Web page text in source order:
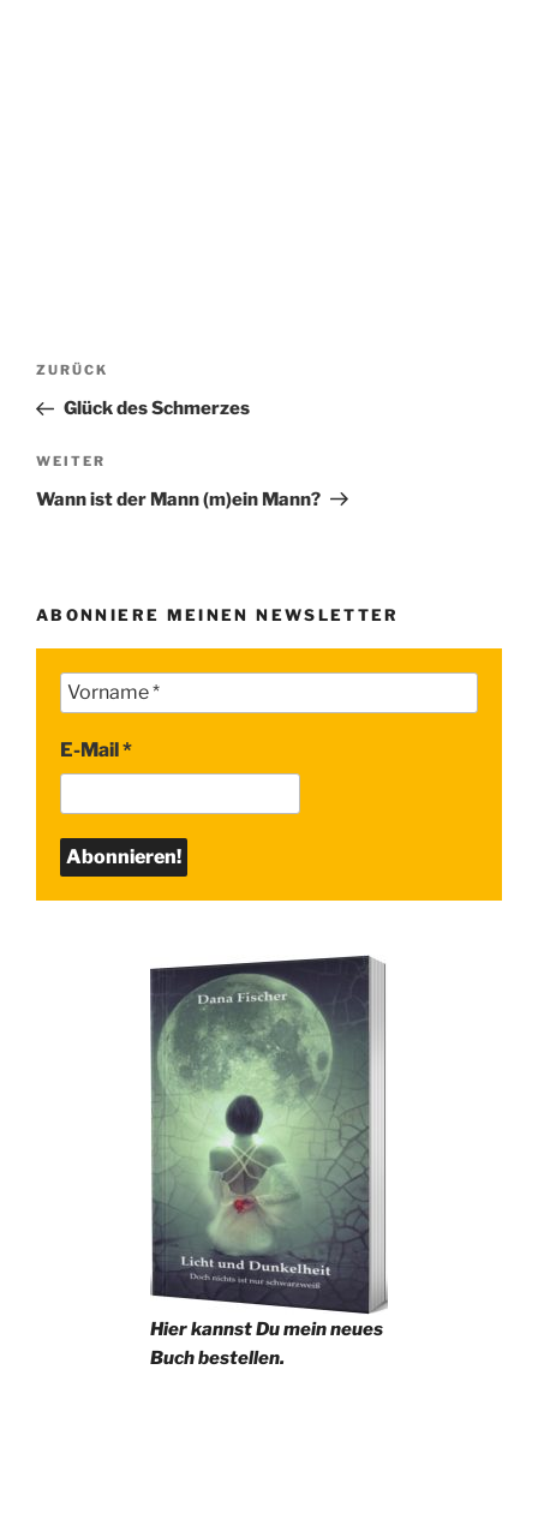
Beitragsnavigation
Vorheriger
Beitrag
ZURÜCK
Glück des Schmerzes
Nächster
Beitrag
WEITER
Wann ist der Mann (m)ein Mann?
ABONNIERE MEINEN NEWSLETTER
E-Mail*
Hier kannst Du mein neues
Buch bestellen.